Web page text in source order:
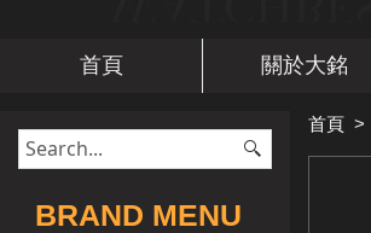
首頁 關於大銘
​BRAND MENU
首頁 >